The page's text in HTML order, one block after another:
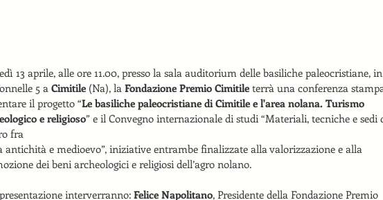
13 aprile, alle ore 11.00, presso la sala auditorium delle basiliche paleocristiane,
5 a Cimitile (Na), la Fondazione Premio Cimitile terrà una conferenza
il progetto “Le basiliche paleocristiane di Cimitile e l'area nolana. Turismo
e religioso” e il Convegno internazionale di studi “Materiali, tecniche e sedi
fra
antichità e medioevo”, iniziative entrambe finalizzate alla valorizzazione e alla
dei beni archeologici e religiosi dell’agro nolano.
interverranno: Felice Napolitano, Presidente della Fondazione Premio